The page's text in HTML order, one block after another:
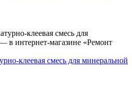
клеевая смесь для минеральной